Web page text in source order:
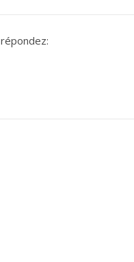
répondez: